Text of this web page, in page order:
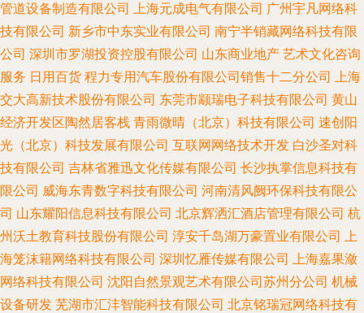
管道设备制造有限公司 上海元成电气有限公司 广州宇凡网络科
技有限公司 新乡市中东实业有限公司 南宁半销藏网络科技有限
公司 深圳市罗湖投资控股有限公司 山东商业地产 艺术文化咨询
服务 日用百货 程力专用汽车股份有限公司销售十二分公司 上海
交大高新技术股份有限公司 东莞市颛瑞电子科技有限公司 黄山
经济开发区陶然居客栈 青雨微晴（北京）科技有限公司 速创阳
光（北京）科技发展有限公司 互联网网络技术开发 白沙圣对科
技有限公司 吉林省雅迅文化传媒有限公司 长沙执掌信息科技有
限公司 威海东青数字科技有限公司 河南清风阙环保科技有限公
司 山东耀阳信息科技有限公司 北京辉洒汇酒店管理有限公司 杭
州沃土教育科技股份有限公司 淳安千岛湖万豪置业有限公司 上
海笼沫籍网络科技有限公司 深圳忆雁传媒有限公司 上海嘉果潋
网络科技有限公司 沈阳自然景观艺术有限公司苏州分公司 机械
设备研发 芜湖市汇沣智能科技有限公司 北京铭瑞冠网络科技有